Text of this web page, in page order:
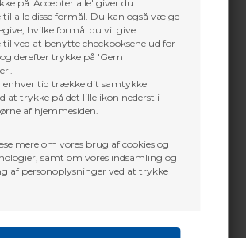
på 'Accepter alle' giver du
alle disse formål. Du kan også vælge
hvilke formål du vil give
ved at benytte checkboksene ud for
derefter trykke på 'Gem
enhver tid trække dit samtykke
at trykke på det lille ikon nederst i
af hjemmesiden.
mere om vores brug af cookies og
samt om vores indsamling og
af personoplysninger ved at trykke
archery.dk
archery.dk
i flere akser for individuel tilpasning
8 oz (ca. 227 g) ACU Weight System-
V-låsesystem med